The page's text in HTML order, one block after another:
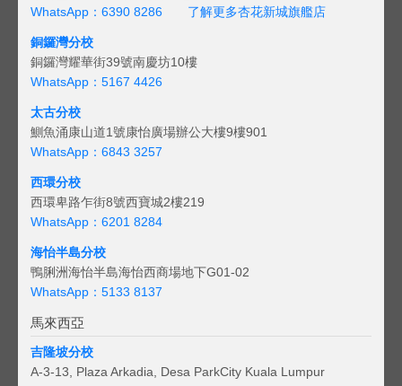
WhatsApp：6390 8286
了解更多杏花新城旗艦店
銅鑼灣分校
銅鑼灣耀華街39號南慶坊10樓
WhatsApp：5167 4426
太古分校
鰂魚涌康山道1號康怡廣場辦公大樓9樓901
WhatsApp：6843 3257
西環分校
西環卑路乍街8號西寶城2樓219
WhatsApp：6201 8284
海怡半島分校
鴨脷洲海怡半島海怡西商場地下G01-02
WhatsApp：5133 8137
馬來西亞
吉隆坡分校
A-3-13, Plaza Arkadia, Desa ParkCity Kuala Lumpur